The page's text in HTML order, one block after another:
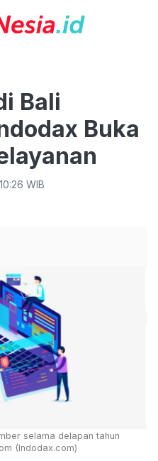
Bali
Buka
WIB
selama delapan tahun
(Indodax.com)